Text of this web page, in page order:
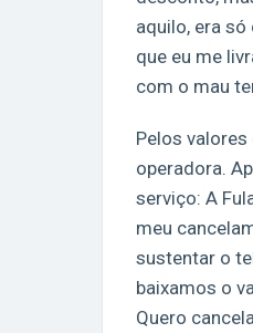
aquilo, era
que eu me
com o mau
Pelos
operadora.
serviço: A
meu
sustentar o
baixamos o
Quero